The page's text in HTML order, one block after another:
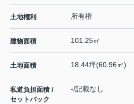
土地権利 所有権
建物面積 101.25㎡
土地面積 18.44坪(60.96㎡)
私道負担面積 /
セットバック
-/記載なし